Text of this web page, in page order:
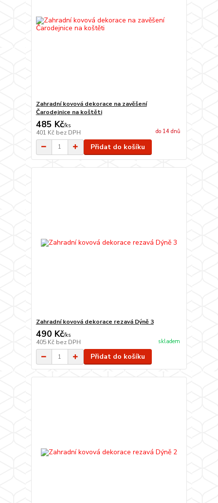
Zahradní kovová dekorace na zavěšení
Čarodejnice na koštěti
485 Kč/ks
401 Kč bez DPH do 14 dnů
Přidat do košíku
Zahradní kovová dekorace rezavá Dýně 3
490 Kč/ks
405 Kč bez DPH skladem
Přidat do košíku